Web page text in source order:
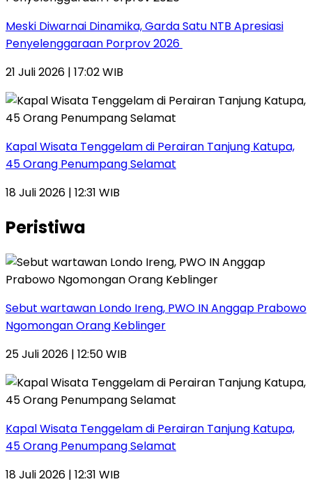
Meski Diwarnai Dinamika, Garda Satu NTB Apresiasi
Penyelenggaraan Porprov 2026 ‎
21 Juli 2026 | 17:02 WIB
Kapal Wisata Tenggelam di Perairan Tanjung Katupa,
45 Orang Penumpang Selamat
18 Juli 2026 | 12:31 WIB
Peristiwa
Sebut wartawan Londo Ireng, PWO IN Anggap Prabowo
Ngomongan Orang Keblinger
25 Juli 2026 | 12:50 WIB
Kapal Wisata Tenggelam di Perairan Tanjung Katupa,
45 Orang Penumpang Selamat
18 Juli 2026 | 12:31 WIB